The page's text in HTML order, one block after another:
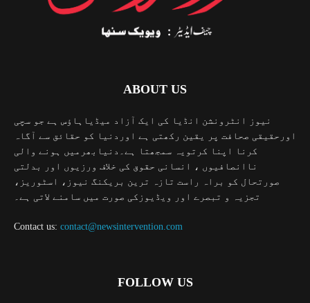
ABOUT US
نیوز انٹرونشن انڈیا کی ایک آزاد میڈیاہاؤس ہے جو سچی
اورحقیقی صحافت پر یقین رکھتی ہے اوردنیا کو حقائق سے آگاہ
کرنا اپنا کرتویہ سمجھتا ہے۔دنیابھرمیں ہونے والی
ناانصافیوں ، انسانی حقوق کی خلاف ورزیوں اور بدلتی
صورتحال کو براہ راست تازہ ترین بریکنگ نیوز، اسٹوریز،
تجزیہ و تبصرے اور ویڈیوزکی صورت میں سامنے لاتی ہے۔
Contact us: contact@newsintervention.com
FOLLOW US